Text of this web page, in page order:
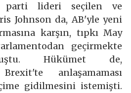
parti lideri seçilen ve
Johnson da, AB'yle yeni
karşın, tıpkı May
geçirmekte
Hükümet de,
anlaşamaması
gidilmesini istemişti.